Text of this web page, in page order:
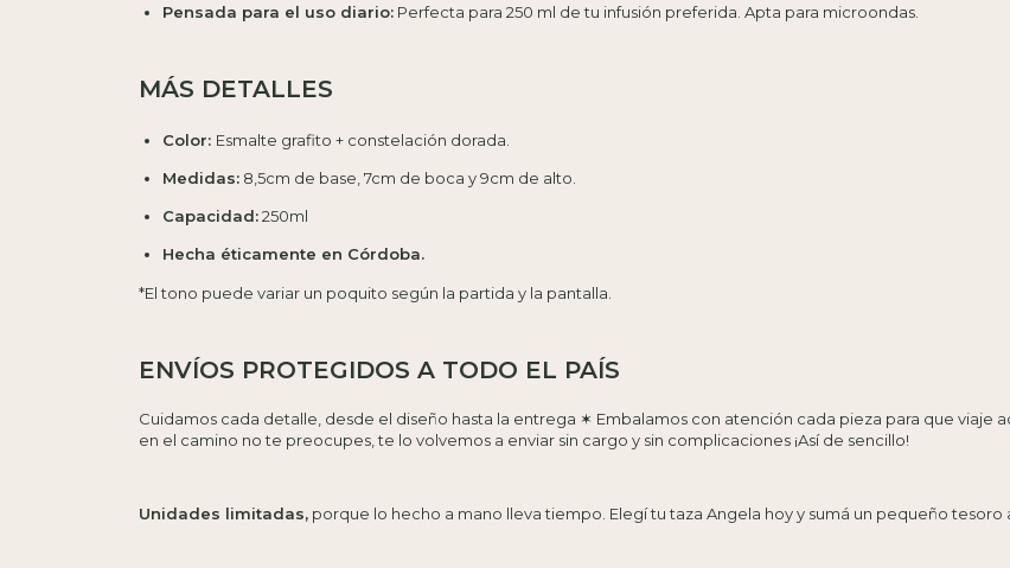
Pensada para el uso diario: Perfecta para 250 ml de tu infusión preferida. Apta para microondas.
MÁS DETALLES⁣
Color: Esmalte grafito + constelación dorada.
Medidas: 8,5cm de base, 7cm de boca y 9cm de alto.
Capacidad:250ml
Hecha éticamente en Córdoba.
*El tono puede variar un poquito según la partida y la pantalla.
ENVÍOS PROTEGIDOS A TODO EL PAÍS
Cuidamos cada detalle, desde el diseño hasta la entrega ✶ Embalamos con atención cada pieza para que viaje
en el camino no te preocupes, te lo volvemos a enviar sin cargo y sin complicaciones ¡Así de sencillo!
Unidades limitadas, porque lo hecho a mano lleva tiempo. Elegí tu taza Angela hoy y sumá un pequeño tesoro